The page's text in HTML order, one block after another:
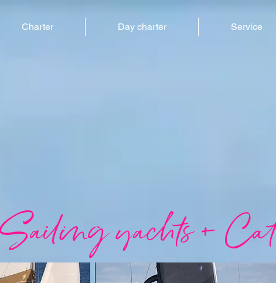
Charter Day charter Service
Sailing yachts +